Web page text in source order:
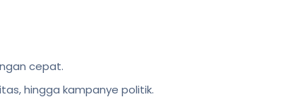
cepat.
hingga kampanye politik.